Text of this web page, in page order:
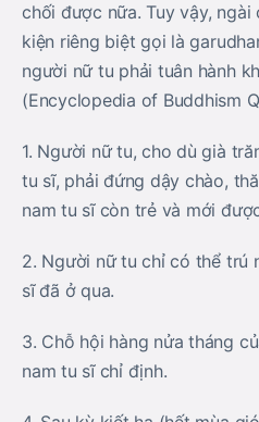
chối được nữa. Tuy vậy,
kiện riêng biệt gọi là
người nữ tu phải tuân hành
(Encyclopedia of Buddhism
1. Người nữ tu, cho dù già
tu sĩ, phải đứng dậy chào,
nam tu sĩ còn trẻ và mới
2. Người nữ tu chỉ có thể trú
sĩ đã ở qua.
3. Chỗ hội hàng nửa tháng
nam tu sĩ chỉ định.